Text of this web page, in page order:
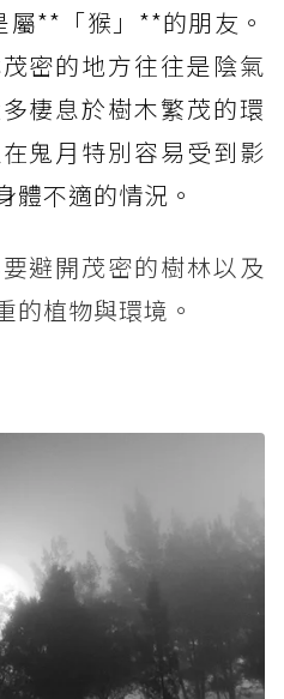
**「猴」**的朋友。
密的地方往往是陰氣
棲息於樹木繁茂的環
鬼月特別容易受到影
體不適的情況。
避開茂密的樹林以及
的植物與環境。